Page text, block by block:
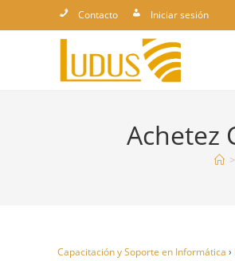
al
Contacto Iniciar sesión
Achetez
>
Capacitación y Soporte en Informática ›